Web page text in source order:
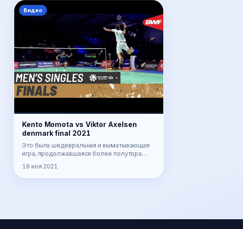
Видео
Kento Momota vs Viktor Axelsen
denmark final 2021
Это была шедевральная и выматывающая
игра, продолжавшаяся более полутора
ударов были скорее правилом, чем искл…
19 ноя 2021